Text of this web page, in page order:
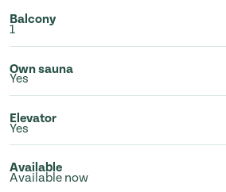
Balcony
1
Own sauna
Yes
Elevator
Yes
Available
Available now